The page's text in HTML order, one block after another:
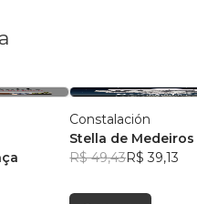
Constalación
Stella de Medeiros
R$ 49,43R$ 39,13